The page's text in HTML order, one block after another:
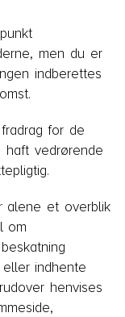
men du er
indberettes
for de
haft vedrørende
alene et overblik
om
indhente
henvises